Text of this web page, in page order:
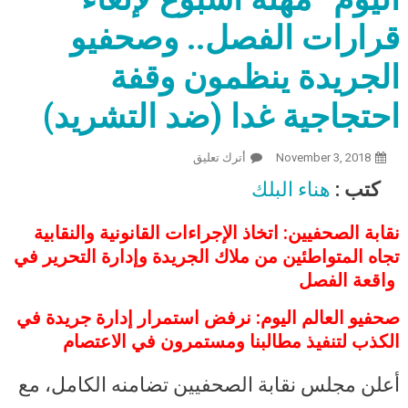
قرارات الفصل.. وصحفيو
الجريدة ينظمون وقفة
احتجاجية غدا (ضد التشريد)
November 3, 2018 أترك تعليق
كتب : هناء البلك
نقابة الصحفيين: اتخاذ الإجراءات القانونية والنقابية
تجاه المتواطئين من ملاك الجريدة وإدارة التحرير في
صحفيو العالم اليوم: نرفض استمرار إدارة جريدة في
الكذب لتنفيذ مطالبنا ومستمرون في الاعتصام
أعلن مجلس نقابة الصحفيين تضامنه الكامل، مع